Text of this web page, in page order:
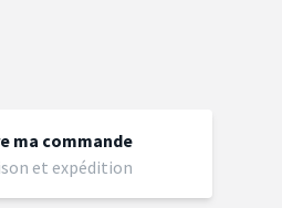
ma commande
et expédition